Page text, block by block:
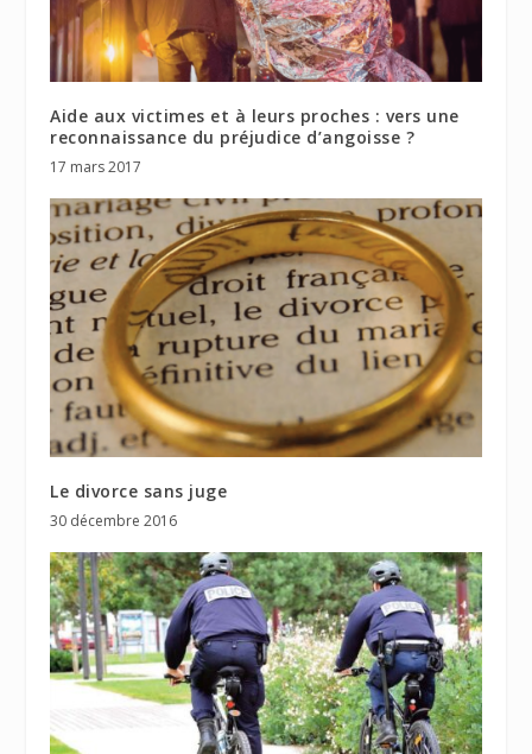
Aide aux victimes et à leurs proches : vers une
reconnaissance du préjudice d’angoisse ?
17 mars 2017
Le divorce sans juge
30 décembre 2016